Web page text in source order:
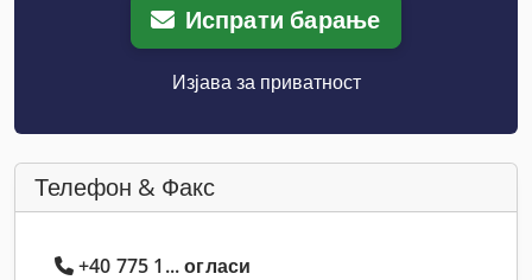
Испрати барање
Изјава за приватност
Телефон & Факс
+40 775 1... огласи